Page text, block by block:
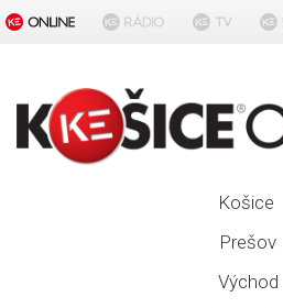
Košice
Prešov
Východ